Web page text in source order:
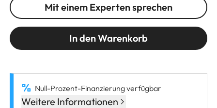
Mit einem Experten sprechen
In den Warenkorb
Null-Prozent-Finanzierung verfügbar
Weitere Informationen